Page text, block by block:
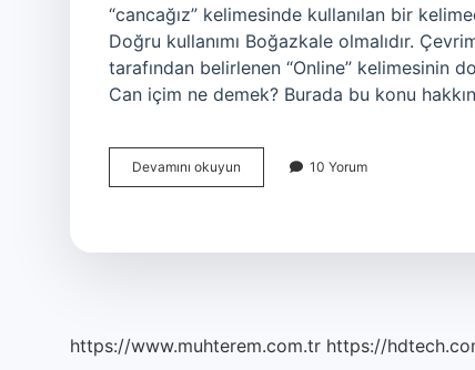
“cancağız” kelimesinde kullanılan bir
Doğru kullanımı Boğazkale olmalıdır.
tarafından belirlenen “Online” kelimesinin
Can içim ne demek? Burada bu konu
Devamını okuyun
Içim
10 Yorum
https://www.muhterem.com.tr https://